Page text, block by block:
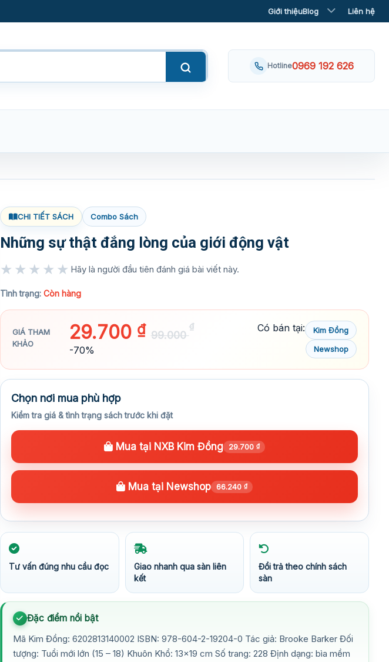
Giới thiệuBlog Liên hệ
Hotline0969 192 626
CHI TIẾT SÁCH Combo Sách
Những sự thật đắng lòng của giới động vật
★★★★★ Hãy là người đầu tiên đánh giá bài viết này.
Tình trạng: Còn hàng
GIÁ THAM
KHẢO
29.700 ₫ 99.000
₫
-70%
Có bán tại:
Kim Đồng
Newshop
Chọn nơi mua phù hợp
Kiểm tra giá & tình trạng sách trước khi đặt
Mua tại NXB Kim Đồng 29.700 ₫
Mua tại Newshop 66.240 ₫
Tư vấn đúng nhu cầu đọc
Giao nhanh qua sàn liên
kết
Đổi trả theo chính sách
sàn
Đặc điểm nổi bật
Mã Kim Đồng: 6202813140002 ISBN: 978-604-2-19204-0 Tác giả: Brooke Barker Đối
tượng: Tuổi mới lớn (15 – 18) Khuôn Khổ: 13×19 cm Số trang: 228 Định dạng: bìa mềm